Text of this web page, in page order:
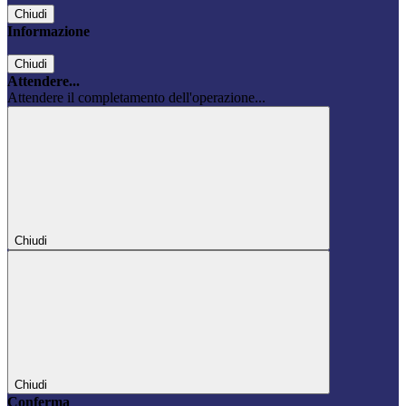
Chiudi
Informazione
Chiudi
Attendere...
Attendere il completamento dell'operazione...
Chiudi
Chiudi
Conferma